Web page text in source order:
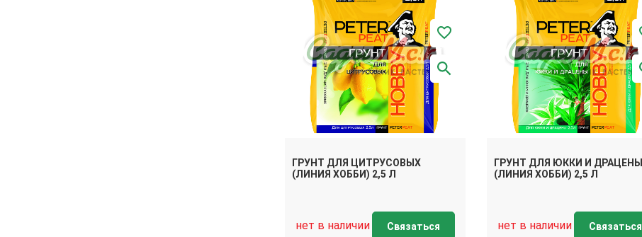
ГРУНТ ДЛЯ ЦИТРУСОВЫХ
(ЛИНИЯ ХОББИ) 2,5 Л
нет в наличии Связаться
ГРУНТ ДЛЯ ЮККИ И ДРАЦЕНЫ
(ЛИНИЯ ХОББИ) 2,5 Л
нет в наличии Связаться